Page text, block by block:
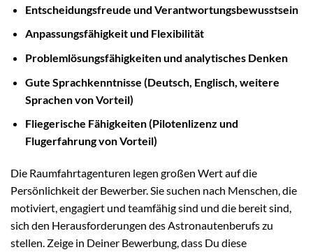
Entscheidungsfreude und Verantwortungsbewusstsein
Anpassungsfähigkeit und Flexibilität
Problemlösungsfähigkeiten und analytisches Denken
Gute Sprachkenntnisse (Deutsch, Englisch, weitere
Sprachen von Vorteil)
Fliegerische Fähigkeiten (Pilotenlizenz und
Flugerfahrung von Vorteil)
Die Raumfahrtagenturen legen großen Wert auf die
Persönlichkeit der Bewerber. Sie suchen nach Menschen, die
motiviert, engagiert und teamfähig sind und die bereit sind,
sich den Herausforderungen des Astronautenberufs zu
stellen. Zeige in Deiner Bewerbung, dass Du diese